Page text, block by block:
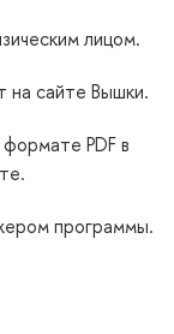
лицом.
на сайте Вышки.
PDF в
программы.